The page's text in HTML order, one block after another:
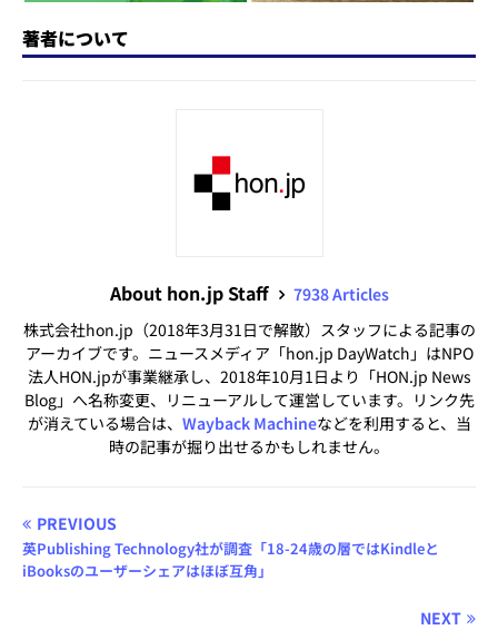
著者について
About hon.jp Staff
7938 Articles
株式会社hon.jp（2018年3月31日で解散）スタッフによる記事の
アーカイブです。ニュースメディア「hon.jp DayWatch」はNPO
法人HON.jpが事業継承し、2018年10月1日より「HON.jp News
Blog」へ名称変更、リニューアルして運営しています。リンク先
が消えている場合は、 Wayback Machineなどを利用すると、当
時の記事が掘り出せるかもしれません。
PREVIOUS
英Publishing Technology社が調査「18-24歳の層ではKindleと
iBooksのユーザーシェアはほぼ互角」
NEXT